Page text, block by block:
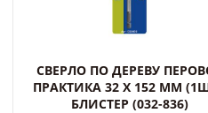
СВЕРЛО ПО ДЕРЕВУ
ПРАКТИКА 32 Х 152 ММ
БЛИСТЕР (032-836)